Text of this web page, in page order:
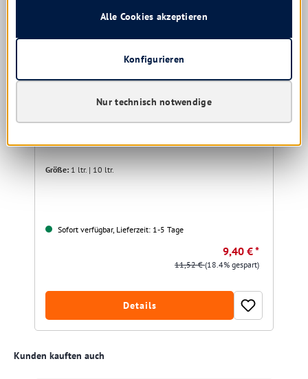
Ökologische Hochleistungswischpflege
Größe: 1 ltr. | 10 ltr.
Sofort verfügbar, Lieferzeit: 1-5 Tage
9,40 € *
11,52 €(18.4% gespart)
Details
Produktgalerie überspringen
Kunden kauften auch
Nur technisch notwendige
Konfigurieren
Alle Cookies akzeptieren